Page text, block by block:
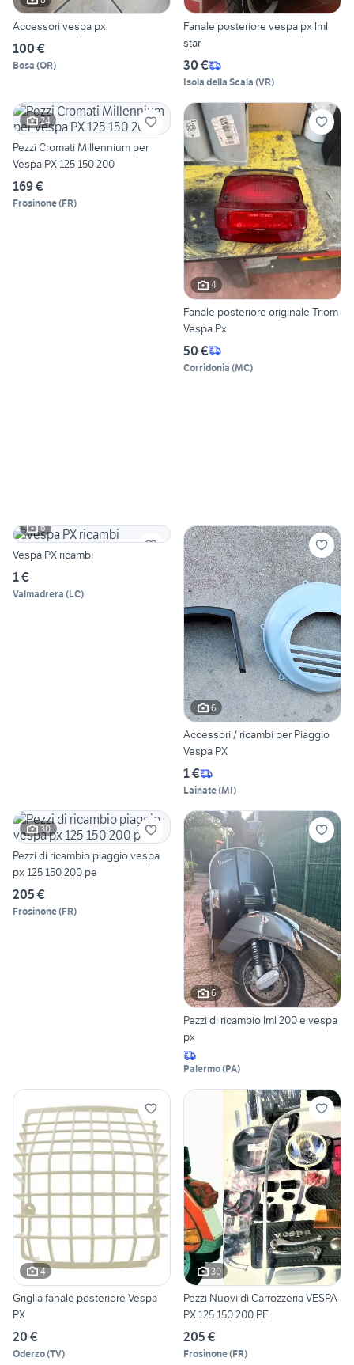
Accessori vespa px
100 €
Bosa (OR)
Fanale posteriore vespa px lml
star
30 €
Isola della Scala (VR)
24
Pezzi Cromati Millennium per
Vespa PX 125 150 200
169 €
Frosinone(FR)
4
Fanale posteriore originale Triom
Vespa Px
50 €
Corridonia (MC)
6
Vespa PX ricambi
1 €
Valmadrera (LC)
6
Accessori / ricambi per Piaggio
Vespa PX
1 €
Lainate(MI)
30
Pezzi di ricambio piaggio vespa
px 125 150 200 pe
205 €
Frosinone(FR)
6
Pezzi di ricambio lml 200 e vespa
px
Palermo(PA)
4
Griglia fanale posteriore Vespa
PX
20 €
Oderzo(TV)
30
Pezzi Nuovi di Carrozzeria VESPA
PX 125 150 200 PE
205 €
Frosinone(FR)